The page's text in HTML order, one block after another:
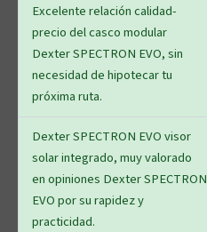
Excelente relación calidad-
precio del casco modular
Dexter SPECTRON EVO, sin
necesidad de hipotecar tu
próxima ruta.
Dexter SPECTRON EVO visor
solar integrado, muy valorado
en opiniones Dexter SPECTRON
EVO por su rapidez y
practicidad.